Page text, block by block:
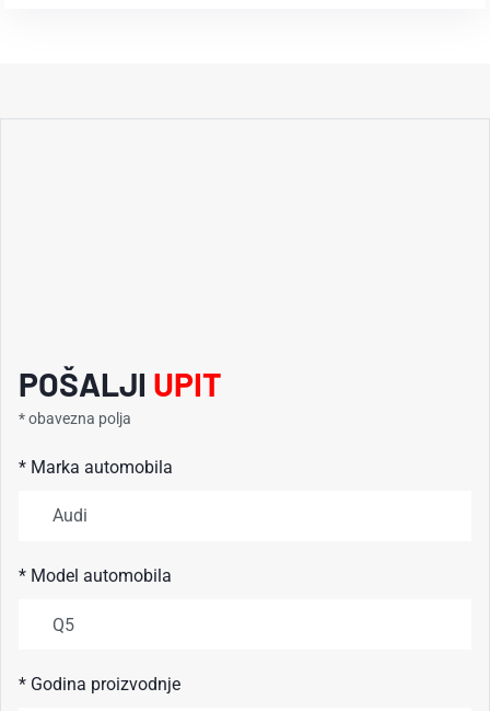
POŠALJI UPIT
* obavezna polja
* Marka automobila
* Model automobila
* Godina proizvodnje